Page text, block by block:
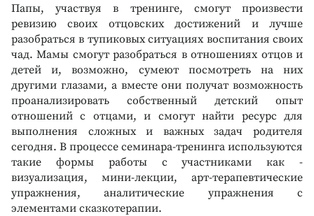
Папы, участвуя в тренинге, смогут произвести
ревизию своих отцовских достижений и лучше
разобраться в тупиковых ситуациях воспитания своих
чад. Мамы смогут разобраться в отношениях отцов и
детей и, возможно, сумеют посмотреть на них
другими глазами, а вместе они получат возможность
проанализировать собственный детский опыт
отношений с отцами, и смогут найти ресурс для
выполнения сложных и важных задач родителя
сегодня. В процессе семинара-тренинга используются
такие формы работы с участниками как -
визуализация, мини-лекции, арт-терапевтические
упражнения, аналитические упражнения с
элементами сказкотерапии.